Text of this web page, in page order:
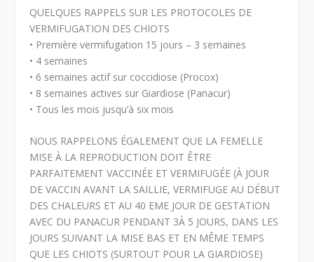
QUELQUES RAPPELS SUR LES PROTOCOLES DE
VERMIFUGATION DES CHIOTS
• Première vermifugation 15 jours – 3 semaines
• 4 semaines
• 6 semaines actif sur coccidiose (Procox)
• 8 semaines actives sur Giardiose (Panacur)
• Tous les mois jusqu’à six mois
NOUS RAPPELONS ÉGALEMENT QUE LA FEMELLE
MISE À LA REPRODUCTION DOIT ÊTRE
PARFAITEMENT VACCINÉE ET VERMIFUGÉE (À JOUR
DE VACCIN AVANT LA SAILLIE, VERMIFUGE AU DÉBUT
DES CHALEURS ET AU 40 EME JOUR DE GESTATION
AVEC DU PANACUR PENDANT 3À 5 JOURS, DANS LES
JOURS SUIVANT LA MISE BAS ET EN MÊME TEMPS
QUE LES CHIOTS (SURTOUT POUR LA GIARDIOSE)